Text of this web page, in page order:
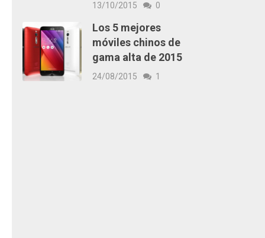
13/10/2015 0
Los 5 mejores
móviles chinos de
gama alta de 2015
24/08/2015 1